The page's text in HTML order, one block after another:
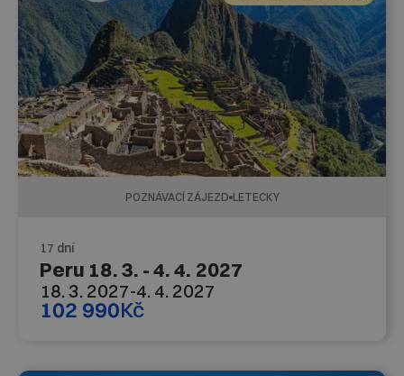
POZNÁVACÍ ZÁJEZD LETECKY
17 dní
Peru 18. 3. - 4. 4. 2027
18. 3. 2027-4. 4. 2027
102 990Kč